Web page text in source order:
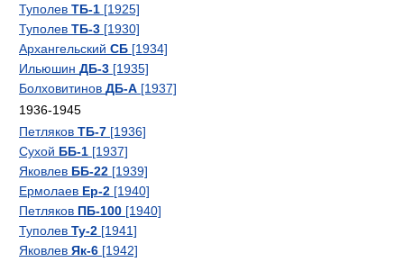
Туполев ТБ-1 [1925]
Туполев ТБ-3 [1930]
Архангельский СБ [1934]
Ильюшин ДБ-3 [1935]
Болховитинов ДБ-А [1937]
1936-1945
Петляков ТБ-7 [1936]
Сухой ББ-1 [1937]
Яковлев ББ-22 [1939]
Ермолаев Ер-2 [1940]
Петляков ПБ-100 [1940]
Туполев Ту-2 [1941]
Яковлев Як-6 [1942]